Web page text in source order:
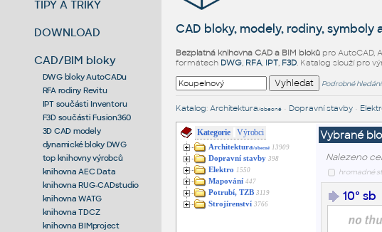
TIPY A TRIKY
DOWNLOAD
CAD/BIM bloky
DWG bloky AutoCADu
RFA rodiny Revitu
IPT součásti Inventoru
F3D součásti Fusion360
3D CAD modely
dynamické bloky DWG
top knihovny výrobců
knihovna AEC Data
knihovna RUG-CADstudio
knihovna WATG
knihovna TDCZ
knihovna BIMproject
CAD bloky, modely, rodiny, symboly
Bezplatná knihovna CAD a BIM blokůpro AutoCAD,
formátech DWG, RFA, IPT, F3D. Katalog slouží pro
Podrobné hledání
Katalog: Architektura /obecné• Dopravní stavby•
Kategorie Výrobci
Architektura/obecné 13909
Dopravní stavby 398
Elektro 1550
Mapování 447
Potrubí, TZB 3119
Strojírenství 3766
Vybrané
Nalezeno
hromadné
10° sb